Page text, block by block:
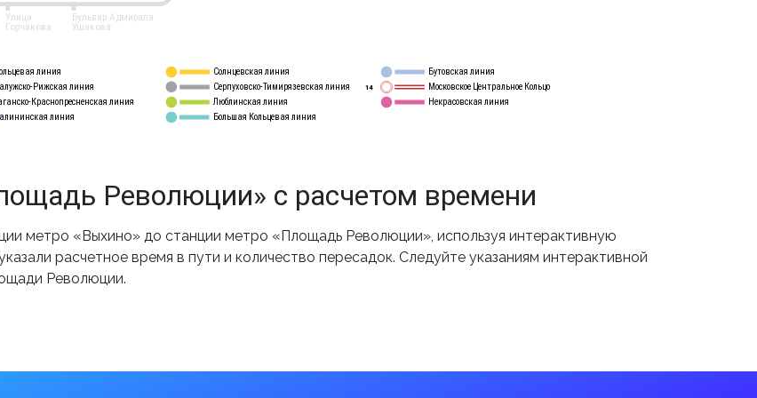
линия
Рижская линия
Краснопресненская линия
линия
Солнцевская линия
Серпуховско-Тимирязевская линия
Люблинская линия
Бутовская линия
Московское Центральное Кольцо
Большая Кольцевая линия
Некрасовская линия
14
Бульвар Адмирала
Ушакова
Улица
Горчакова
Революции» с расчетом времени
метро «Выхино» до станции метро «Площадь Революции», используя интерактивную
расчетное время в пути и количество пересадок. Следуйте указаниям интерактивной
Революции.